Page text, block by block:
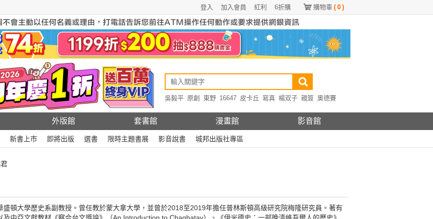
購物車 ( 0 )
6折購
紅利
加入會員
登入
吳毅平 原創 東野 16647 皮卡丘 寫真 楊双子 親簽 奧德賽
外版館 套書館 漫畫館 影音館
新書上市 即將出版 選書 限時主題書展 影音說書 城邦出版社專區
頓大學歷史系副教授。曾任教於蒙大拿大學，並曾於2018至2019年擔任普林斯頓高級研究院梅隆研究員。著有